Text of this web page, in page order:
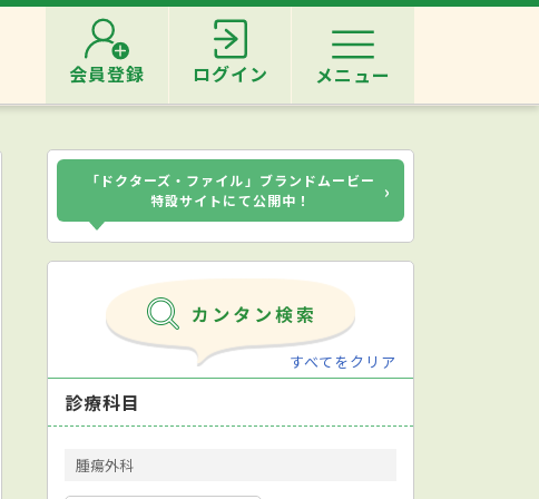
会員登録 ログイン メニュー
「ドクターズ・ファイル」ブランドムービー
特設サイトにて公開中！
›
すべてをクリア
診療科目
腫瘍外科